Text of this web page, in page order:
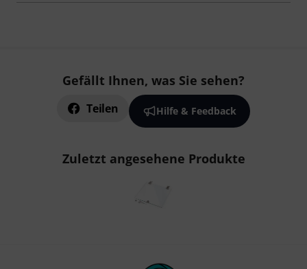
Gefällt Ihnen, was Sie sehen?
Teilen Hilfe & Feedback
Zuletzt angesehene Produkte